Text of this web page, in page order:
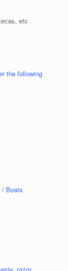
etc
the following
Boats